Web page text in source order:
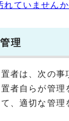
れていません
理
者は、次の事
者自らが管
、適切な管理